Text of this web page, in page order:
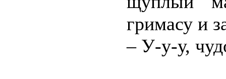
гримасу и
– У-у-у,